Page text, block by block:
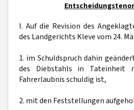
Entscheidungstenor
I. Auf die Revision des
des Landgerichts Kleve vom 24.
1. im Schuldspruch dahin
des Diebstahls in Tateinheit
Fahrerlaubnis schuldig ist,
2. mit den Feststellungen